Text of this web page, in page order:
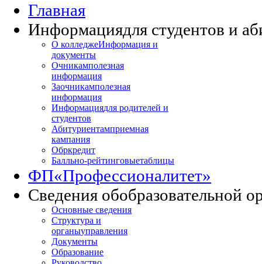
Главная
Информациядля студентов и
О колледжеИнформация и
документы
Очникамполезная
информация
Заочникамполезная
информация
Информациядля родителей и
студентов
Абитуриентамприемная
кампания
Обркредит
Балльно-рейтинговыетаблицы
ФП«Профессионалитет»
Сведения обобразовательной
Основные сведения
Структура и
органыуправления
Документы
Образование